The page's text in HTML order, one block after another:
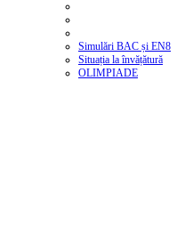
Simulări BAC și EN8
Situația la învățătură
OLIMPIADE